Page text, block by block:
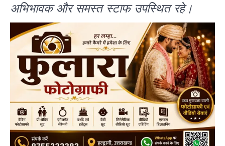
अभिभावक और समस्त स्टाफ उपस्थित रहे।